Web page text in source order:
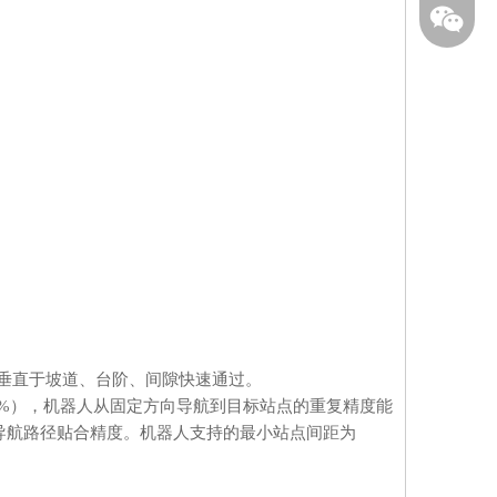
于坡道、台阶、间隙快速通过。
，机器人从固定方向导航到目标站点的重复精度能
路径贴合精度。机器人支持的最小站点间距为